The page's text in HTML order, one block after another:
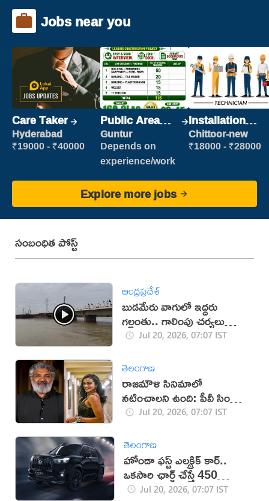
Jobs near you
Care Taker
Hyderabad
₹19000 - ₹40000
Public Area
Cleaner
Guntur
Depends on
experience/work
Installation
Engineer/
Helper
Chittoor-new
₹18000 - ₹28000
Explore more jobs
సంబంధిత పోస్ట్
ఆంధ్రప్రదేశ్
బుడమేరు వాగులో ఇద్దరు
గల్లంతు.. గాలింపు చర్యలు
ముమ్మరం (వీడియో)
Jul 20, 2026, 07:07 IST
తెలంగాణ
రాజమౌళి సినిమాలో
నటించాలని ఉంది: పీవీ సింధు
ఆసక్తికర పోస్ట్
Jul 20, 2026, 07:07 IST
తెలంగాణ
హోండా ఫస్ట్ ఎలక్ట్రిక్ కార్..
ఒకసారి ఛార్జ్‌ చేస్తే 450
కిలోమీటర్ల రేంజ్
Jul 20, 2026, 07:07 IST